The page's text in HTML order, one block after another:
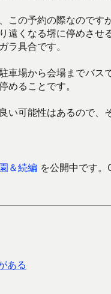
この予約の際なのです
遠くなる堺に停めさ
ラ具合です。
車場から会場までバス
めることです。
可能性はあるので、
＆続編 を公開中です
ある